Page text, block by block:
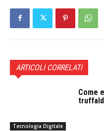
ARTICOLI CORRELATI
Tecnologia Digitale
Come